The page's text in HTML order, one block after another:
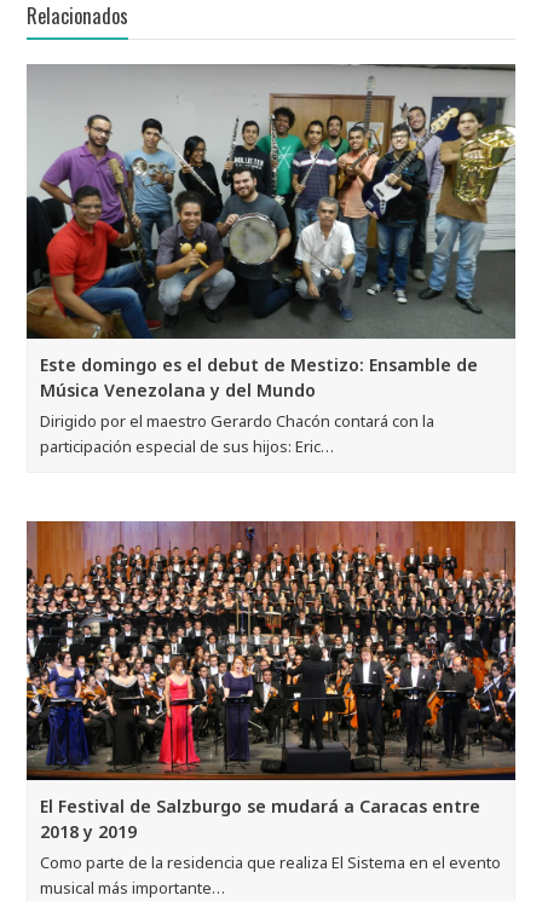
Relacionados
Este domingo es el debut de Mestizo: Ensamble de
Música Venezolana y del Mundo
Dirigido por el maestro Gerardo Chacón contará con la
participación especial de sus hijos: Eric…
El Festival de Salzburgo se mudará a Caracas entre
2018 y 2019
Como parte de la residencia que realiza El Sistema en el evento
musical más importante…